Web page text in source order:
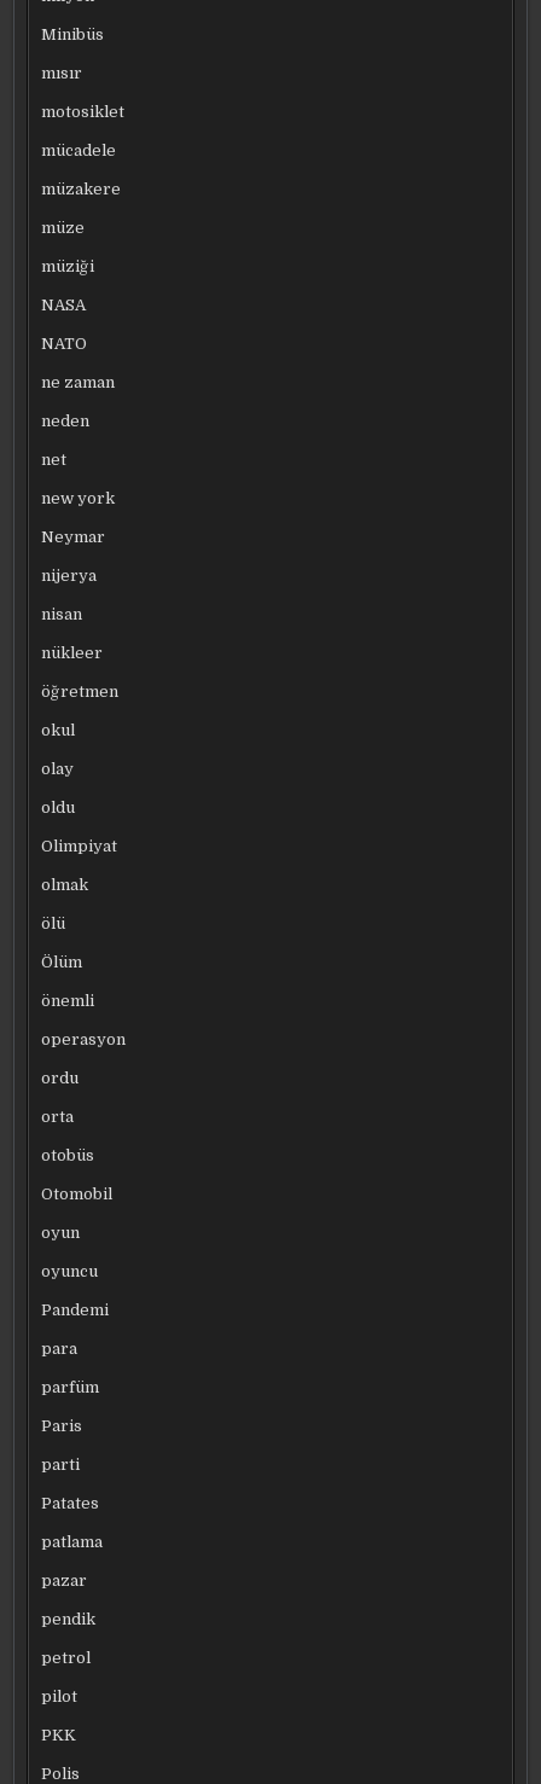
Minibüs
mısır
motosiklet
mücadele
müzakere
müze
müziği
NASA
NATO
ne zaman
neden
net
new york
Neymar
nijerya
nisan
nükleer
öğretmen
okul
olay
oldu
Olimpiyat
olmak
ölü
Ölüm
önemli
operasyon
ordu
orta
otobüs
Otomobil
oyun
oyuncu
Pandemi
para
parfüm
Paris
parti
Patates
patlama
pazar
pendik
petrol
pilot
PKK
Polis